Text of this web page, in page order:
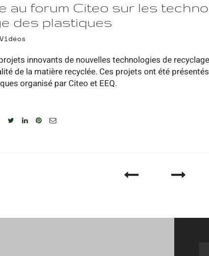
au forum Citeo sur les
des plastiques
Vidéos
innovants de nouvelles technologies de
de la matière recyclée. Ces projets ont été
organisé par Citeo et EEQ.